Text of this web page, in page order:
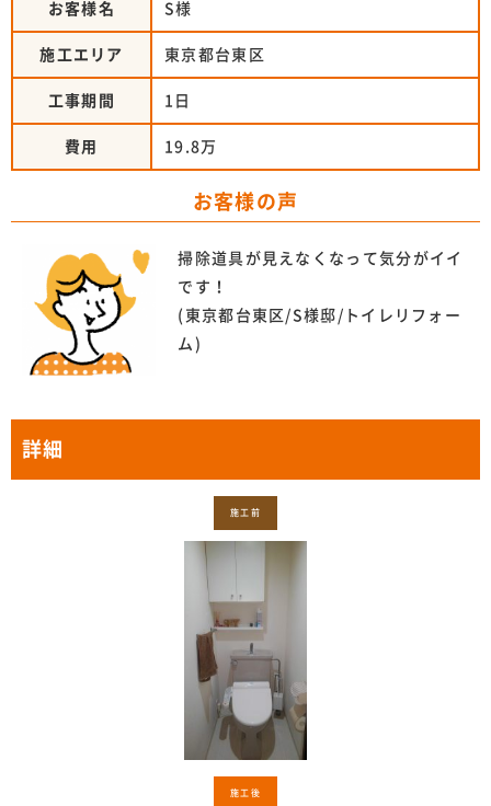
お客様名 S様
施工エリア 東京都台東区
工事期間 1日
費用 19.8万
お客様の声
掃除道具が見えなくなって気分がイイ
です！
(東京都台東区/S様邸/トイレリフォー
ム)
詳細
施工前
施工後